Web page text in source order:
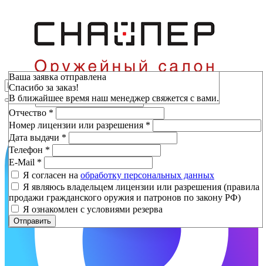
Зарезервировать
Фамилия*
Имя*
Отчество *
Номер лицензии или разрешения *
Дата выдачи *
Телефон *
E-Mail *
Я согласен на обработку персональных данных
Я являюсь владельцем лицензии или разрешения (правила
продажи гражданского оружия и патронов по закону РФ)
Я ознакомлен с условиями резерва
Отправить
Ваша заявка отправлена
Спасибо за заказ!
В ближайшее время наш менеджер свяжется с вами.